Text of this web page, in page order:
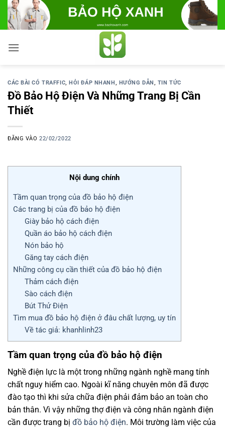
Bỏ
qua
nội
dung
CÁC BÀI CÓ TRAFFIC, HỎI ĐÁP NHANH , HƯỚNG DẪN , TIN TỨC
Đồ Bảo Hộ Điện Và Những Trang Bị Cần
Thiết
ĐĂNG VÀO22/02/2022
Nội dung chính
Tầm quan trọng của đồ bảo hộ điện
Các trang bị của đồ bảo hộ điện
Giày bảo hộ cách điện
Quần áo bảo hộ cách điện
Nón bảo hộ
Găng tay cách điện
Những công cụ cần thiết của đồ bảo hộ điện
Thảm cách điện
Sào cách điện
Bút Thử Điện
Tìm mua đồ bảo hộ điện ở đâu chất lượng, uy tín
Về tác giả: khanhlinh23
Tầm quan trọng của đồ bảo hộ điện
Nghề điện lực là một trong những ngành nghề mang tính
chất nguy hiểm cao. Ngoài kĩ năng chuyên môn đã được
đào tạo thì khi sửa chữa điện phải đảm bảo an toàn cho
bản thân. Vì vậy những thợ điện và công nhân ngành điện
cần được trang bị đồ bảo hộ điện. Môi trường làm việc của